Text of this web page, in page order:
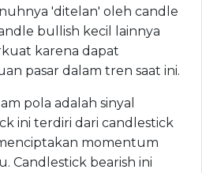
'ditelan' oleh candle
bullish kecil lainnya
karena dapat
pasar dalam tren saat ini.
pola adalah sinyal
ini terdiri dari candlestick
momentum
Candlestick bearish ini